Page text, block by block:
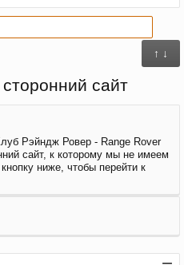
↑ ↓
сайт
Рэйндж Ровер - Range Rover
сайт, к которому мы не имеем
ниже, чтобы перейти к